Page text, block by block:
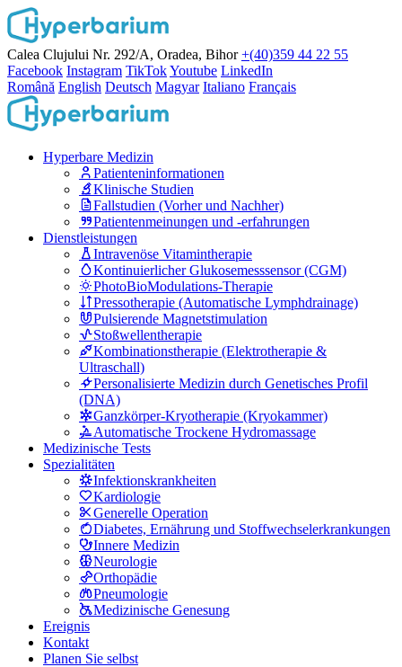
Calea Clujului Nr. 292/A, Oradea, Bihor +(40)359 44 22 55
Facebook Instagram TikTokYoutube LinkedIn
Română English Deutsch Magyar Italiano Français
Hyperbare Medizin
Patienteninformationen
Klinische Studien
Fallstudien (Vorher und Nachher)
Patientenmeinungen und -erfahrungen
Dienstleistungen
Intravenöse Vitamintherapie
Kontinuierlicher Glukosemesssensor (CGM)
PhotoBioModulations-Therapie
Pressotherapie (Automatische Lymphdrainage)
Pulsierende Magnetstimulation
Stoßwellentherapie
Kombinationstherapie (Elektrotherapie &
Ultraschall)
Personalisierte Medizin durch Genetisches Profil
(DNA)
Ganzkörper-Kryotherapie (Kryokammer)
Automatische Trockene Hydromassage
Medizinische Tests
Spezialitäten
Infektionskrankheiten
Kardiologie
Generelle Operation
Diabetes, Ernährung und Stoffwechselerkrankungen
Innere Medizin
Neurologie
Orthopädie
Pneumologie
Medizinische Genesung
Ereignis
Kontakt
Planen Sie selbst